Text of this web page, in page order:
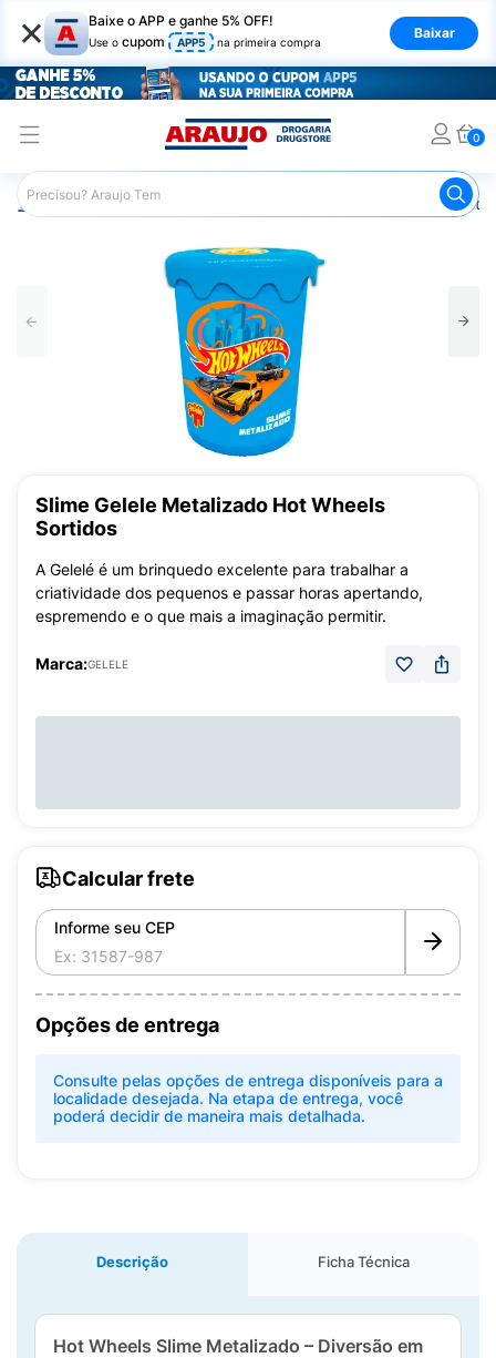
× Baixe o APP e ganhe 5% OFF!
Use o cupom APP5 na primeira compra
Baixar
0
Araujo Infantil Slime Gelele
Slime Gelele Metalizado Hot Wheels
Sortidos
A Gelelé é um brinquedo excelente para trabalhar a
criatividade dos pequenos e passar horas apertando,
espremendo e o que mais a imaginação permitir.
Marca:GELELE
Calcular frete
Informe seu CEP
Opções de entrega
Consulte pelas opções de entrega disponíveis para a
localidade desejada. Na etapa de entrega, você
poderá decidir de maneira mais detalhada.
Descrição Ficha Técnica
Hot Wheels Slime Metalizado – Diversão em